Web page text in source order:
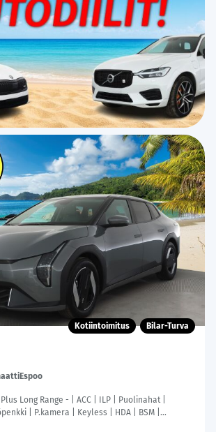
Kotiintoimitus Bilar-Turva
Espoo
Long Range - | ACC | ILP | Puolinahat |
| P.kamera | Keyless | HDA | BSM |